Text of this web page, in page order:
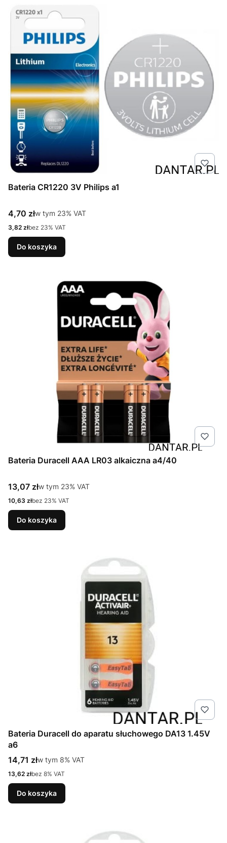
Bateria CR1220 3V Philips a1
Cena brutto
4,70 złw tym %s VAT
w tym 23% VAT
Cena netto
3,82 złbez 23% VAT
Do koszyka
Bateria Duracell AAA LR03 alkaiczna a4/40
Cena brutto
13,07 złw tym %s VAT
w tym 23% VAT
Cena netto
10,63 złbez 23% VAT
Do koszyka
Bateria Duracell do aparatu słuchowego DA13 1.45V
a6
Cena brutto
14,71 złw tym %s VAT
w tym 8% VAT
Cena netto
13,62 złbez 8% VAT
Do koszyka